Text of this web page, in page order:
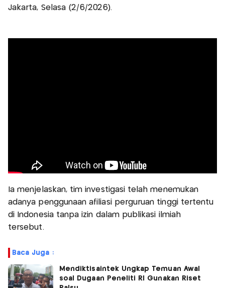
Jakarta, Selasa (2/6/2026).
Ia menjelaskan, tim investigasi telah menemukan
adanya penggunaan afiliasi perguruan tinggi tertentu
di Indonesia tanpa izin dalam publikasi ilmiah
tersebut.
Baca Juga :
Mendiktisaintek Ungkap Temuan Awal
soal Dugaan Peneliti RI Gunakan Riset